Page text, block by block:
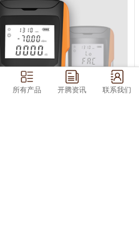
所有产品 开腾资讯 联系我们